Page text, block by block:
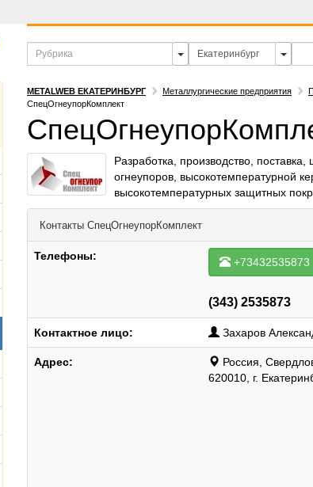
METALWEB ЕКАТЕРИНБУРГ Металлургические предприятия
СпецОгнеупорКомплект
Разработка, производство,
огнеупоров, высокотемпературной
высокотемпературных защитных
Контакты СпецОгнеупорКомплект
Телефоны: +73432535873
(343) 2535873
Контактное лицо: Захаров
Адрес:
Россия,
620010, г.